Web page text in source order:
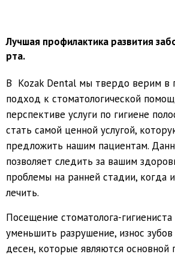
Лучшая профилактика развития
рта.
В Kozak Dental мы твердо верим в
подход к стоматологической
перспективе услуги по гигиене
стать самой ценной услугой,
предложить нашим пациентам.
позволяет следить за вашим
проблемы на ранней стадии, когда
лечить.
Посещение стоматолога-гигиениста
уменьшить разрушение, износ зубов
десен, которые являются основной